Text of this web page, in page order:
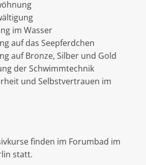
im Wasser
auf das Seepferdchen
auf Bronze, Silber und Gold
der Schwimmtechnik
und Selbstvertrauen im
finden im Forumbad im
statt.